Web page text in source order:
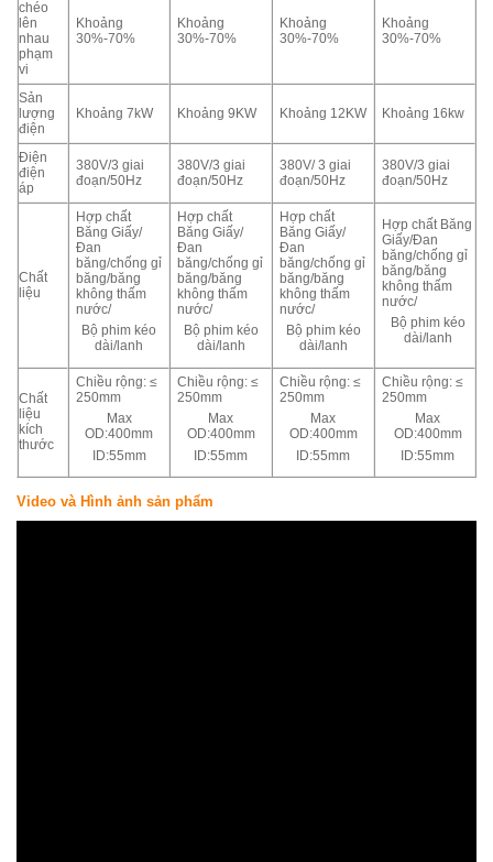
chéo
lên
nhau
phạm
vi
Khoảng
30%-70%
Khoảng
30%-70%
Khoảng
30%-70%
Khoảng
30%-70%
Sản
lượng
điện
Khoảng 7kW Khoảng 9KW Khoảng 12KW Khoảng 16kw
Điện
điện
áp
380V/3 giai
đoạn/50Hz
380V/3 giai
đoạn/50Hz
380V/ 3 giai
đoạn/50Hz
380V/3 giai
đoạn/50Hz
Chất
liệu
Hợp chất
Băng Giấy/
Đan
băng/chống gỉ
băng/băng
không thấm
nước/
Bộ phim kéo
dài/lanh
Hợp chất
Băng Giấy/
Đan
băng/chống gỉ
băng/băng
không thấm
nước/
Bộ phim kéo
dài/lanh
Hợp chất
Băng Giấy/
Đan
băng/chống gỉ
băng/băng
không thấm
nước/
Bộ phim kéo
dài/lanh
Hợp chất Băng
Giấy/Đan
băng/chống gỉ
băng/băng
không thấm
nước/
Bộ phim kéo
dài/lanh
Chất
liệu
kích
thước
Chiều rộng: ≤
250mm
Max
OD:400mm
ID:55mm
Chiều rộng: ≤
250mm
Max
OD:400mm
ID:55mm
Chiều rộng: ≤
250mm
Max
OD:400mm
ID:55mm
Chiều rộng: ≤
250mm
Max
OD:400mm
ID:55mm
Video và Hình ảnh sản phẩm